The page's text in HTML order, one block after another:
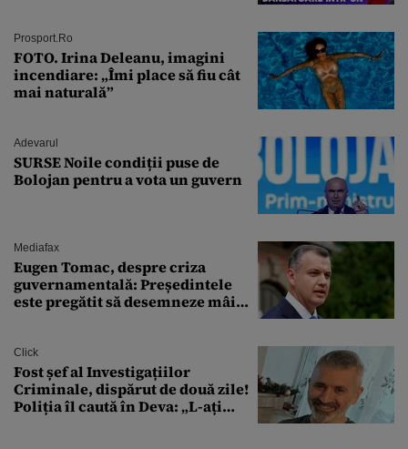
Prosport.ro
FOTO. Irina Deleanu, imagini
incendiare: „Îmi place să fiu cât
mai naturală”
Adevarul
SURSE Noile condiții puse de
Bolojan pentru a vota un guvern
Mediafax
Eugen Tomac, despre criza
guvernamentală: Președintele
este pregătit să desemneze mâine
Click
Fost șef al Investigațiilor
Criminale, dispărut de două zile!
Poliția îl caută în Deva: „L-ați